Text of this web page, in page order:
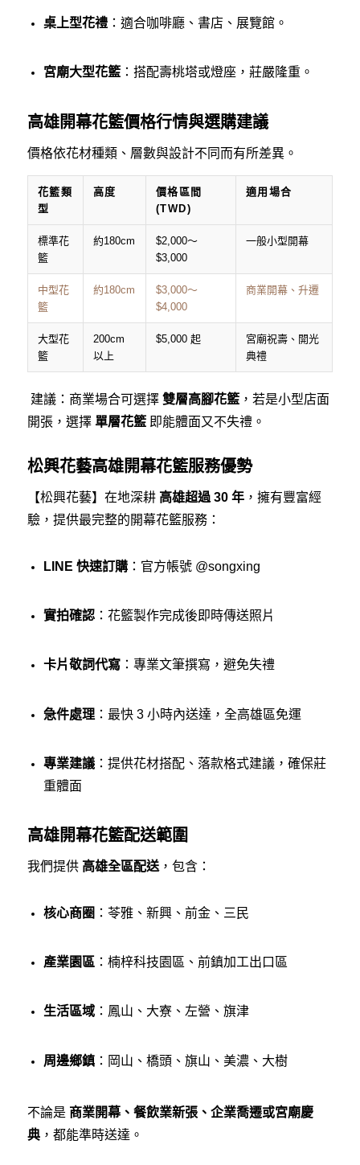
桌上型花禮：適合咖啡廳、書店、展覽館。
宮廟大型花籃：搭配壽桃塔或燈座，莊嚴隆重。
高雄開幕花籃價格行情與選購建議
價格依花材種類、層數與設計不同而有所差異。
花籃類
型
高度
價格區間
(TWD)
適用場合
標準花
籃
約180cm
$2,000～
$3,000
一般小型開幕
中型花
籃
約180cm
$3,000～
$4,000
商業開幕、升遷
大型花
籃
200cm
以上
$5,000 起
宮廟祝壽、開光
典禮
建議：商業場合可選擇 雙層高腳花籃，若是小型店面
開張，選擇 單層花籃即能體面又不失禮。
松興花藝高雄開幕花籃服務優勢
【松興花藝】在地深耕 高雄超過 30 年，擁有豐富經
驗，提供最完整的開幕花籃服務：
LINE 快速訂購：官方帳號 @songxing
實拍確認：花籃製作完成後即時傳送照片
卡片敬詞代寫：專業文筆撰寫，避免失禮
急件處理：最快 3 小時內送達，全高雄區免運
專業建議：提供花材搭配、落款格式建議，確保莊
重體面
高雄開幕花籃配送範圍
我們提供 高雄全區配送，包含：
核心商圈 ：苓雅、新興、前金、三民
產業園區 ：楠梓科技園區、前鎮加工出口區
生活區域：鳳山、大寮、左營、旗津
周邊鄉鎮：岡山、橋頭、旗山、美濃、大樹
不論是 商業開幕、餐飲業新張、企業喬遷或宮廟慶
典，都能準時送達。